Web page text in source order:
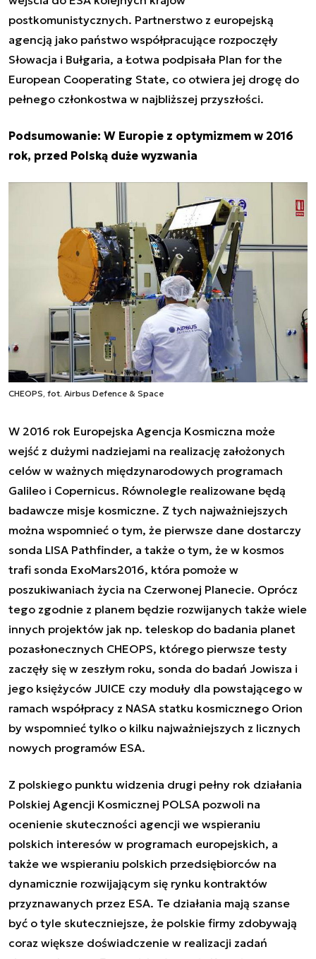
postkomunistycznych. Partnerstwo z europejską
agencją jako państwo współpracujące rozpoczęły
Słowacja i Bułgaria, a Łotwa podpisała Plan for the
European Cooperating State, co otwiera jej drogę do
pełnego członkostwa w najbliższej przyszłości.
Podsumowanie: W Europie z optymizmem w 2016
rok, przed Polską duże wyzwania
CHEOPS, fot. Airbus Defence & Space
W 2016 rok Europejska Agencja Kosmiczna może
wejść z dużymi nadziejami na realizację założonych
celów w ważnych międzynarodowych programach
Galileo i Copernicus. Równolegle realizowane będą
badawcze misje kosmiczne. Z tych najważniejszych
można wspomnieć o tym, że pierwsze dane dostarczy
sonda LISA Pathfinder, a także o tym, że w kosmos
trafi sonda ExoMars2016, która pomoże w
poszukiwaniach życia na Czerwonej Planecie. Oprócz
tego zgodnie z planem będzie rozwijanych także wiele
innych projektów jak np. teleskop do badania planet
pozasłonecznych CHEOPS, którego pierwsze testy
zaczęły się w zeszłym roku, sonda do badań Jowisza i
jego księżyców JUICE czy moduły dla powstającego w
ramach współpracy z NASA statku kosmicznego Orion
by wspomnieć tylko o kilku najważniejszych z licznych
nowych programów ESA.
Z polskiego punktu widzenia drugi pełny rok działania
Polskiej Agencji Kosmicznej POLSA pozwoli na
ocenienie skuteczności agencji we wspieraniu
polskich interesów w programach europejskich, a
także we wspieraniu polskich przedsiębiorców na
dynamicznie rozwijającym się rynku kontraktów
przyznawanych przez ESA. Te działania mają szanse
być o tyle skuteczniejsze, że polskie firmy zdobywają
coraz większe doświadczenie w realizacji zadań